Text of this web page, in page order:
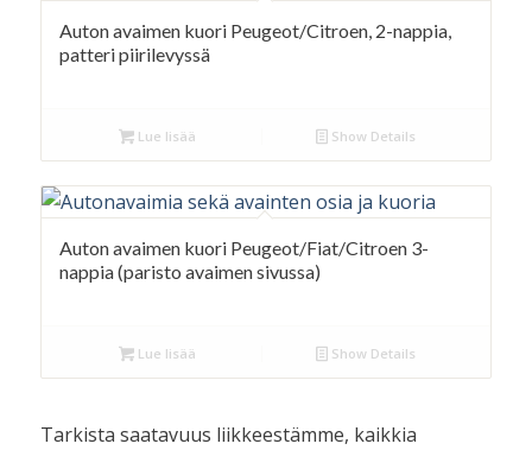
Auton avaimen kuori Peugeot/Citroen, 2-nappia,
patteri piirilevyssä
Lue lisää Show Details
Auton avaimen kuori Peugeot/Fiat/Citroen 3-
nappia (paristo avaimen sivussa)
Lue lisää Show Details
Tarkista saatavuus liikkeestämme, kaikkia